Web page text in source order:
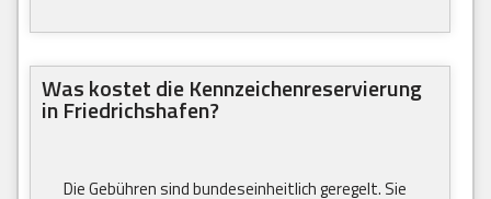
Was kostet die Kennzeichenreservierung
in Friedrichshafen?
Die Gebühren sind bundeseinheitlich geregelt. Sie